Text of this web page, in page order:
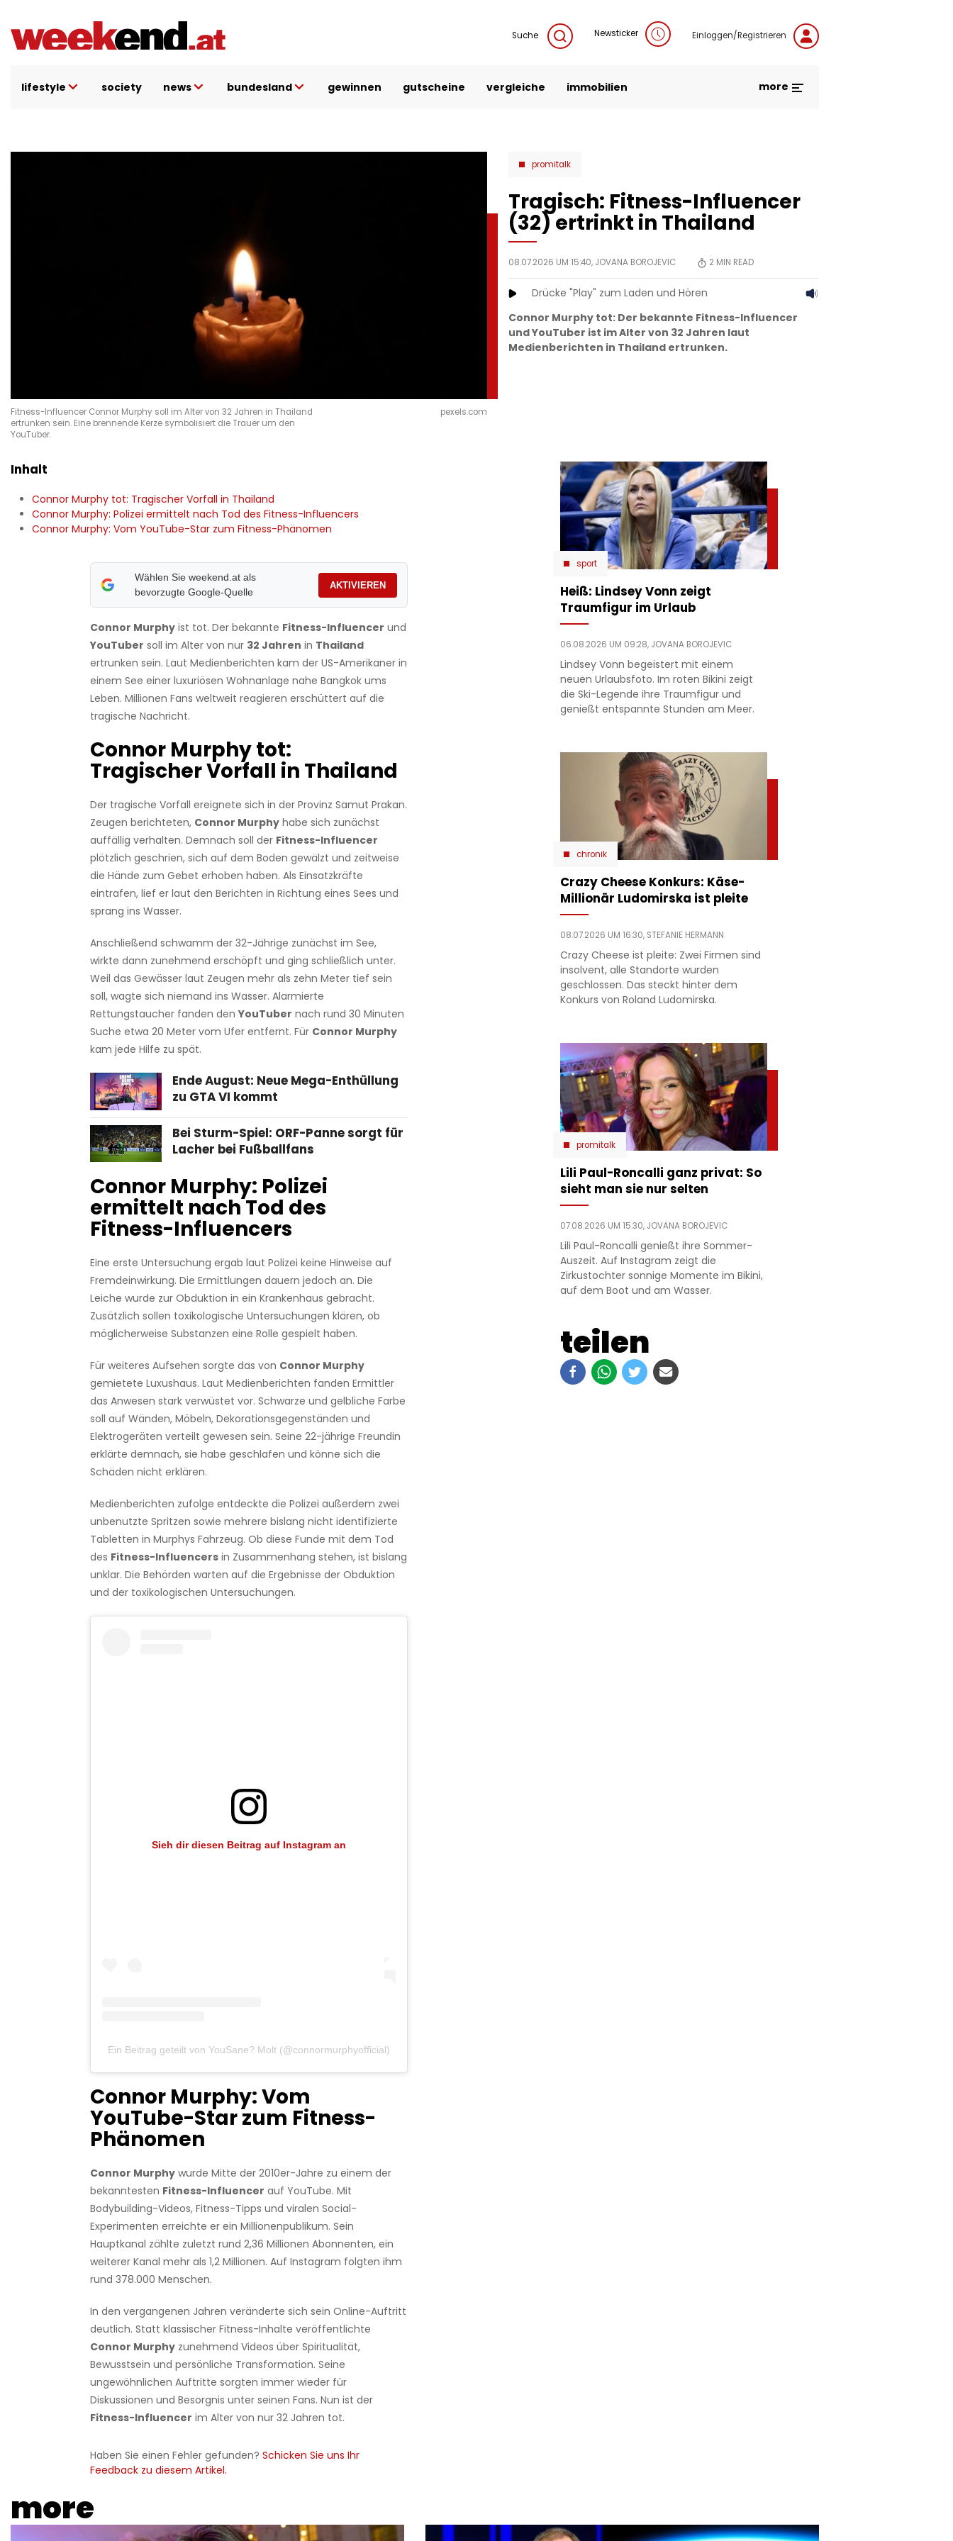
Inhalt
Suche Newsticker Einloggen/Registrieren
lifestyle society news bundesland gewinnen gutscheine vergleiche immobilien more
Fitness-Influencer Connor Murphy soll im Alter von 32 Jahren in Thailand
ertrunken sein. Eine brennende Kerze symbolisiert die Trauer um den
YouTuber.
pexels.com
promitalk
Tragisch: Fitness-Influencer
(32) ertrinkt in Thailand
08.07.2026 UM 15:40, JOVANA BOROJEVIC 2 MIN READ
Drücke "Play" zum Laden und Hören
Connor Murphy tot: Der bekannte Fitness-Influencer
und YouTuber ist im Alter von 32 Jahren laut
Medienberichten in Thailand ertrunken.
Inhalt
Connor Murphy tot: Tragischer Vorfall in Thailand
Connor Murphy: Polizei ermittelt nach Tod des Fitness-Influencers
Connor Murphy: Vom YouTube-Star zum Fitness-Phänomen
Wählen Sie weekend.at als
bevorzugte Google-Quelle
AKTIVIEREN
Connor Murphyist tot. Der bekannte Fitness-Influencer und
YouTuber soll im Alter von nur 32 Jahren in Thailand
ertrunken sein. Laut Medienberichten kam der US-Amerikaner in
einem See einer luxuriösen Wohnanlage nahe Bangkok ums
Leben. Millionen Fans weltweit reagieren erschüttert auf die
tragische Nachricht.
Connor Murphy tot:
Tragischer Vorfall in Thailand
Der tragische Vorfall ereignete sich in der Provinz Samut Prakan.
Zeugen berichteten, Connor Murphyhabe sich zunächst
auffällig verhalten. Demnach soll der Fitness-Influencer
plötzlich geschrien, sich auf dem Boden gewälzt und zeitweise
die Hände zum Gebet erhoben haben. Als Einsatzkräfte
eintrafen, lief er laut den Berichten in Richtung eines Sees und
sprang ins Wasser.
Anschließend schwamm der 32-Jährige zunächst im See,
wirkte dann zunehmend erschöpft und ging schließlich unter.
Weil das Gewässer laut Zeugen mehr als zehn Meter tief sein
soll, wagte sich niemand ins Wasser. Alarmierte
Rettungstaucher fanden denYouTuber nach rund 30 Minuten
Suche etwa 20 Meter vom Ufer entfernt. Für Connor Murphy
kam jede Hilfe zu spät.
Ende August: Neue Mega-Enthüllung
zu GTA VI kommt
Bei Sturm-Spiel: ORF-Panne sorgt für
Lacher bei Fußballfans
Connor Murphy: Polizei
ermittelt nach Tod des
Fitness-Influencers
Eine erste Untersuchung ergab laut Polizei keine Hinweise auf
Fremdeinwirkung. Die Ermittlungen dauern jedoch an. Die
Leiche wurde zur Obduktion in ein Krankenhaus gebracht.
Zusätzlich sollen toxikologische Untersuchungen klären, ob
möglicherweise Substanzen eine Rolle gespielt haben.
Für weiteres Aufsehen sorgte das von Connor Murphy
gemietete Luxushaus. Laut Medienberichten fanden Ermittler
das Anwesen stark verwüstet vor. Schwarze und gelbliche Farbe
soll auf Wänden, Möbeln, Dekorationsgegenständen und
Elektrogeräten verteilt gewesen sein. Seine 22-jährige Freundin
erklärte demnach, sie habe geschlafen und könne sich die
Schäden nicht erklären.
Medienberichten zufolge entdeckte die Polizei außerdem zwei
unbenutzte Spritzen sowie mehrere bislang nicht identifizierte
Tabletten in Murphys Fahrzeug. Ob diese Funde mit dem Tod
des Fitness-Influencersin Zusammenhang stehen, ist bislang
unklar. Die Behörden warten auf die Ergebnisse der Obduktion
und der toxikologischen Untersuchungen.
Sieh dir diesen Beitrag auf Instagram an
Ein Beitrag geteilt von YouSane? Molt (@connormurphyofficial)
Connor Murphy: Vom
YouTube-Star zum Fitness-
Phänomen
Connor Murphywurde Mitte der 2010er-Jahre zu einem der
bekanntesten Fitness-Influencer auf YouTube. Mit
Bodybuilding-Videos, Fitness-Tipps und viralen Social-
Experimenten erreichte er ein Millionenpublikum. Sein
Hauptkanal zählte zuletzt rund 2,36 Millionen Abonnenten, ein
weiterer Kanal mehr als 1,2 Millionen. Auf Instagram folgten ihm
rund 378.000 Menschen.
In den vergangenen Jahren veränderte sich sein Online-Auftritt
deutlich. Statt klassischer Fitness-Inhalte veröffentlichte
Connor Murphyzunehmend Videos über Spiritualität,
Bewusstsein und persönliche Transformation. Seine
ungewöhnlichen Auftritte sorgten immer wieder für
Diskussionen und Besorgnis unter seinen Fans. Nun ist der
Fitness-Influencer im Alter von nur 32 Jahren tot.
Haben Sie einen Fehler gefunden?Schicken Sie uns Ihr
Feedback zu diesem Artikel.
teilen
sport
Heiß: Lindsey Vonn zeigt
Traumfigur im Urlaub
06.08.2026 UM 09:28, JOVANA BOROJEVIC
Lindsey Vonn begeistert mit einem
neuen Urlaubsfoto. Im roten Bikini zeigt
die Ski-Legende ihre Traumfigur und
genießt entspannte Stunden am Meer.
chronik
Crazy Cheese Konkurs: Käse-
Millionär Ludomirska ist pleite
08.07.2026 UM 16:30, STEFANIE HERMANN
Crazy Cheese ist pleite: Zwei Firmen sind
insolvent, alle Standorte wurden
geschlossen. Das steckt hinter dem
Konkurs von Roland Ludomirska.
promitalk
Lili Paul-Roncalli ganz privat: So
sieht man sie nur selten
07.08.2026 UM 15:30, JOVANA BOROJEVIC
Lili Paul-Roncalli genießt ihre Sommer-
Auszeit. Auf Instagram zeigt die
Zirkustochter sonnige Momente im Bikini,
auf dem Boot und am Wasser.
more